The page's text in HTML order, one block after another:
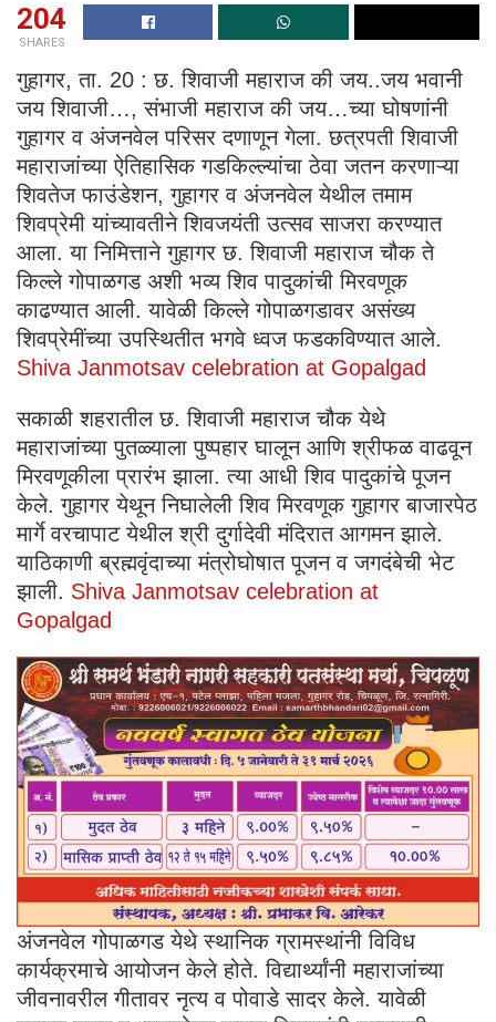
204
SHARES
गुहागर, ता. 20 : छ. शिवाजी महाराज की जय..जय भवानी
जय शिवाजी…, संभाजी महाराज की जय…च्या घोषणांनी
गुहागर व अंजनवेल परिसर दणाणून गेला. छत्रपती शिवाजी
महाराजांच्या ऐतिहासिक गडकिल्ल्यांचा ठेवा जतन करणाऱ्या
शिवतेज फाउंडेशन, गुहागर व अंजनवेल येथील तमाम
शिवप्रेमी यांच्यावतीने शिवजयंती उत्सव साजरा करण्यात
आला. या निमित्ताने गुहागर छ. शिवाजी महाराज चौक ते
किल्ले गोपाळगड अशी भव्य शिव पादुकांची मिरवणूक
काढण्यात आली. यावेळी किल्ले गोपाळगडावर असंख्य
शिवप्रेमींच्या उपस्थितीत भगवे ध्वज फडकविण्यात आले.
Shiva Janmotsav celebration at Gopalgad
सकाळी शहरातील छ. शिवाजी महाराज चौक येथे
महाराजांच्या पुतळ्याला पुष्पहार घालून आणि श्रीफळ वाढवून
मिरवणूकीला प्रारंभ झाला. त्या आधी शिव पादुकांचे पूजन
केले. गुहागर येथून निघालेली शिव मिरवणूक गुहागर बाजारपेठ
मार्गे वरचापाट येथील श्री दुर्गादेवी मंदिरात आगमन झाले.
याठिकाणी ब्रह्मवृंदाच्या मंत्रोघोषात पूजन व जगदंबेची भेट
झाली. Shiva Janmotsav celebration at
Gopalgad
अंजनवेल गोपाळगड येथे स्थानिक ग्रामस्थांनी विविध
कार्यक्रमाचे आयोजन केले होते. विद्यार्थ्यांनी महाराजांच्या
जीवनावरील गीतावर नृत्य व पोवाडे सादर केले. यावेळी